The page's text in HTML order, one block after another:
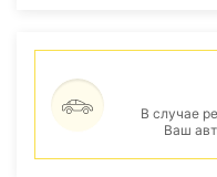
В случае
Ваш